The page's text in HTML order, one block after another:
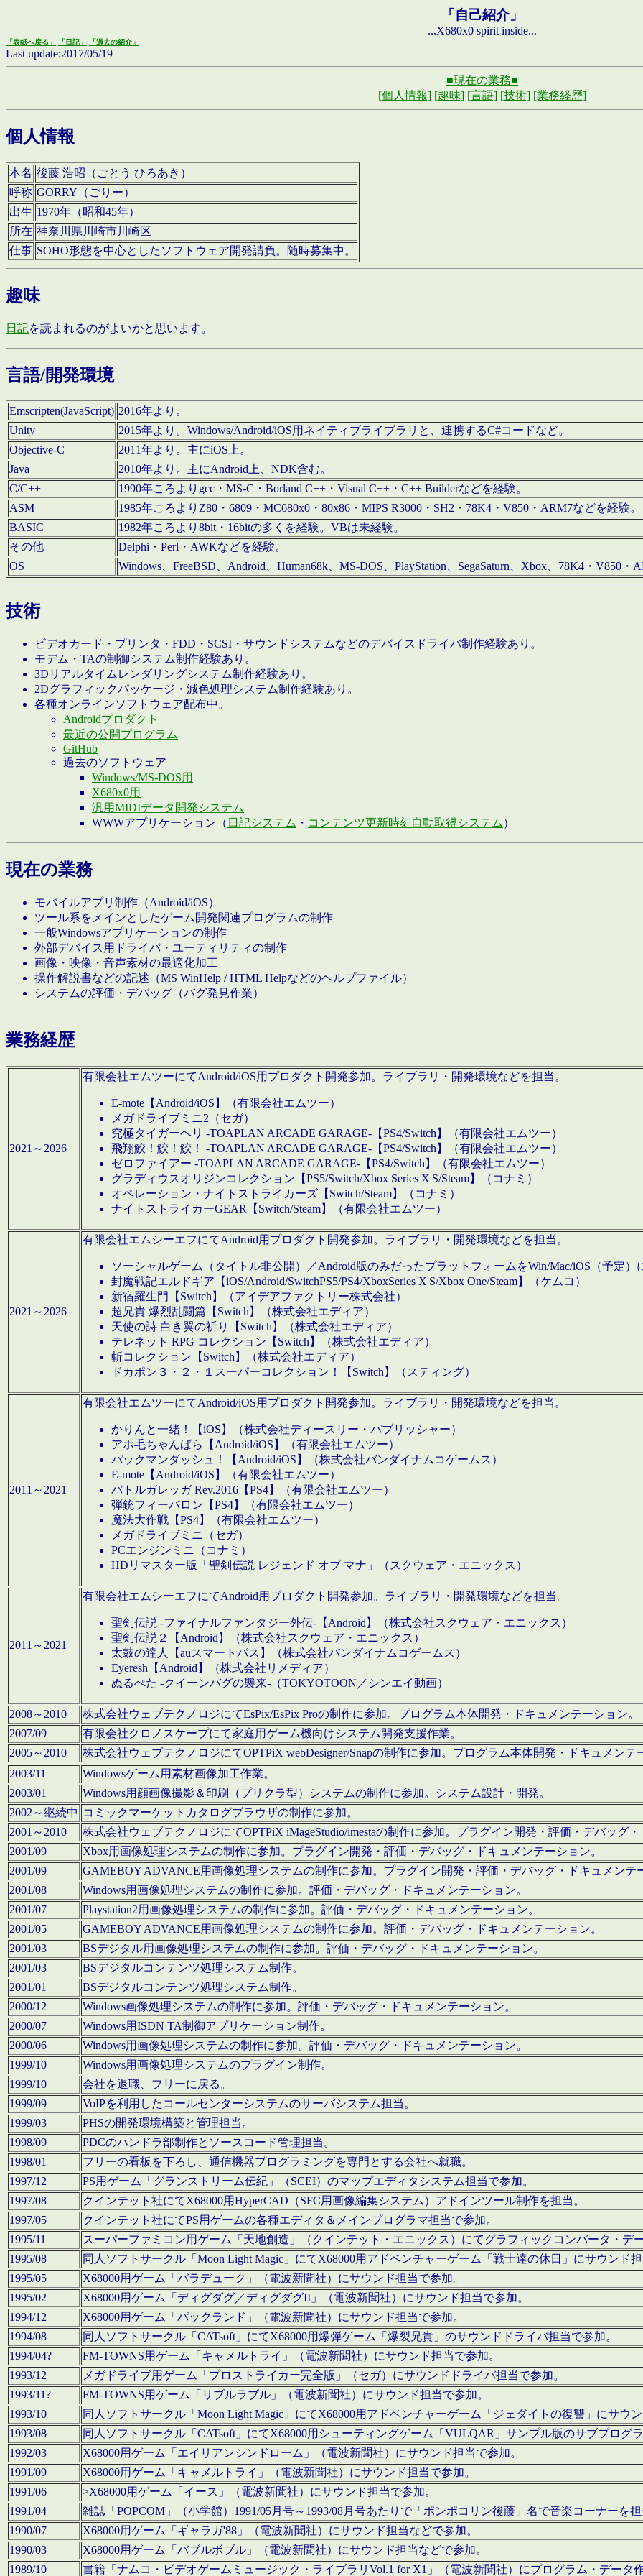
「自己紹介」
...X680x0 spirit inside...
「表紙へ戻る」 「日記」 「過去の紹介」
Last update:2017/05/19
■現在の業務■
[個人情報] [趣味] [言語] [技術] [業務経歴]
個人情報
本名 後藤 浩昭（ごとう ひろあき）
呼称 GORRY（ごりー）
出生 1970年（昭和45年）
所在 神奈川県川崎市川崎区
仕事 SOHO形態を中心としたソフトウェア開発請負。随時募集中。
趣味
日記を読まれるのがよいかと思います。
言語/開発環境
Emscripten(JavaScript) 2016年より。
Unity
2015年より。Windows/Android/iOS用ネイティブライブラリと、連携するC#コードなど。
Objective-C
2011年より。主にiOS上。
Java
2010年より。主にAndroid上、NDK含む。
C/C++
1990年ころよりgcc・MS-C・Borland C++・Visual C++・C++ Builderなどを経験。
ASM
1985年ころよりZ80・6809・MC680x0・80x86・MIPS R3000・SH2・78K4・V850・ARM7などを経験。
BASIC
1982年ころより8bit・16bitの多くを経験。VBは未経験。
その他
Delphi・Perl・AWKなどを経験。
OS
Windows、FreeBSD、Android、Human68k、MS-DOS、PlayStation、SegaSaturn、Xbox、78K4・V850・
技術
ビデオカード・プリンタ・FDD・SCSI・サウンドシステムなどのデバイスドライバ制作経験あり。
モデム・TAの制御システム制作経験あり。
3Dリアルタイムレンダリングシステム制作経験あり。
2Dグラフィックパッケージ・減色処理システム制作経験あり。
各種オンラインソフトウェア配布中。
Androidプロダクト
最近の公開プログラム
GitHub
過去のソフトウェア
Windows/MS-DOS用
X680x0用
汎用MIDIデータ開発システム
WWWアプリケーション（ 日記システム ・ コンテンツ更新時刻自動取得システム ）
現在の業務
モバイルアプリ制作（Android/iOS）
ツール系をメインとしたゲーム開発関連プログラムの制作
一般Windowsアプリケーションの制作
外部デバイス用ドライバ・ユーティリティの制作
画像・映像・音声素材の最適化加工
操作解説書などの記述（MS WinHelp / HTML Helpなどのヘルプファイル）
システムの評価・デバッグ（バグ発見作業）
業務経歴
2021～2026
有限会社エムツーにてAndroid/iOS用プロダクト開発参加。ライブラリ・開発環境などを担当。
E-mote【Android/iOS】（有限会社エムツー）
メガドライブミニ2（セガ）
究極タイガーヘリ -TOAPLAN ARCADE GARAGE-【PS4/Switch】（有限会社エムツー）
飛翔鮫！鮫！鮫！ -TOAPLAN ARCADE GARAGE-【PS4/Switch】（有限会社エムツー）
ゼロファイアー -TOAPLAN ARCADE GARAGE-【PS4/Switch】（有限会社エムツー）
グラディウスオリジンコレクション【PS5/Switch/Xbox Series X|S/Steam】（コナミ）
オペレーション・ナイトストライカーズ【Switch/Steam】（コナミ）
ナイトストライカーGEAR【Switch/Steam】（有限会社エムツー）
2021～2026
有限会社エムシーエフにてAndroid用プロダクト開発参加。ライブラリ・開発環境などを担当。
ソーシャルゲーム（タイトル非公開）／Android版のみだったプラットフォームをWin/Mac/iOS（予定）
封魔戦記エルドギア【iOS/Android/SwitchPS5/PS4/XboxSeries X|S/Xbox One/Steam】（ケムコ）
新宿羅生門【Switch】（アイデアファクトリー株式会社）
超兄貴 爆烈乱闘篇【Switch】（株式会社エディア）
天使の詩 白き翼の祈り【Switch】（株式会社エディア）
テレネット RPG コレクション【Switch】（株式会社エディア）
斬コレクション【Switch】（株式会社エディア）
ドカポン３・２・１スーパーコレクション！【Switch】（スティング）
2011～2021
有限会社エムツーにてAndroid/iOS用プロダクト開発参加。ライブラリ・開発環境などを担当。
かりんと一緒！【iOS】（株式会社ディースリー・パブリッシャー）
アホ毛ちゃんばら【Android/iOS】（有限会社エムツー）
パックマンダッシュ！【Android/iOS】（株式会社バンダイナムコゲームス）
E-mote【Android/iOS】（有限会社エムツー）
バトルガレッガ Rev.2016【PS4】（有限会社エムツー）
弾銃フィーバロン【PS4】（有限会社エムツー）
魔法大作戦【PS4】（有限会社エムツー）
メガドライブミニ（セガ）
PCエンジンミニ（コナミ）
HDリマスター版「聖剣伝説 レジェンド オブ マナ」（スクウェア・エニックス）
2011～2021
有限会社エムシーエフにてAndroid用プロダクト開発参加。ライブラリ・開発環境などを担当。
聖剣伝説 -ファイナルファンタジー外伝-【Android】（株式会社スクウェア・エニックス）
聖剣伝説２【Android】（株式会社スクウェア・エニックス）
太鼓の達人【auスマートパス】（株式会社バンダイナムコゲームス）
Eyeresh【Android】（株式会社リメディア）
ぬるぺた -クイーンバグの襲来-（TOKYOTOON／シンエイ動画）
2008～2010
株式会社ウェブテクノロジにてEsPix/EsPix Proの制作に参加。プログラム本体開発・ドキュメンテーション。
2007/09
有限会社クロノスケープにて家庭用ゲーム機向けシステム開発支援作業。
2005～2010
株式会社ウェブテクノロジにてOPTPiX webDesigner/Snapの制作に参加。プログラム本体開発・ドキュメンテ
2003/11
Windowsゲーム用素材画像加工作業。
2003/01
Windows用顔画像撮影＆印刷（プリクラ型）システムの制作に参加。システム設計・開発。
2002～継続中 コミックマーケットカタログブラウザの制作に参加。
2001～2010
株式会社ウェブテクノロジにてOPTPiX iMageStudio/imestaの制作に参加。プラグイン開発・評価・デバッグ
2001/09
Xbox用画像処理システムの制作に参加。プラグイン開発・評価・デバッグ・ドキュメンテーション。
2001/09
GAMEBOY ADVANCE用画像処理システムの制作に参加。プラグイン開発・評価・デバッグ・ドキュメンテ
2001/08
Windows用画像処理システムの制作に参加。評価・デバッグ・ドキュメンテーション。
2001/07
Playstation2用画像処理システムの制作に参加。評価・デバッグ・ドキュメンテーション。
2001/05
GAMEBOY ADVANCE用画像処理システムの制作に参加。評価・デバッグ・ドキュメンテーション。
2001/03
BSデジタル用画像処理システムの制作に参加。評価・デバッグ・ドキュメンテーション。
2001/03
BSデジタルコンテンツ処理システム制作。
2001/01
BSデジタルコンテンツ処理システム制作。
2000/12
Windows画像処理システムの制作に参加。評価・デバッグ・ドキュメンテーション。
2000/07
Windows用ISDN TA制御アプリケーション制作。
2000/06
Windows用画像処理システムの制作に参加。評価・デバッグ・ドキュメンテーション。
1999/10
Windows用画像処理システムのプラグイン制作。
1999/10
会社を退職、フリーに戻る。
1999/09
VoIPを利用したコールセンターシステムのサーバシステム担当。
1999/03
PHSの開発環境構築と管理担当。
1998/09
PDCのハンドラ部制作とソースコード管理担当。
1998/01
フリーの看板を下ろし、通信機器プログラミングを専門とする会社へ就職。
1997/12
PS用ゲーム「グランストリーム伝紀」（SCEI）のマップエディタシステム担当で参加。
1997/08
クインテット社にてX68000用HyperCAD（SFC用画像編集システム）アドインツール制作を担当。
1997/05
クインテット社にてPS用ゲームの各種エディタ＆メインプログラマ担当で参加。
1995/11
スーパーファミコン用ゲーム「天地創造」（クインテット・エニックス）にてグラフィックコンバータ・デ
1995/08
同人ソフトサークル「Moon Light Magic」にてX68000用アドベンチャーゲーム「戦士達の休日」にサウンド
1995/05
X68000用ゲーム「バラデューク」（電波新聞社）にサウンド担当で参加。
1995/02
X68000用ゲーム「ディグダグ／ディグダグII」（電波新聞社）にサウンド担当で参加。
1994/12
X68000用ゲーム「パックランド」（電波新聞社）にサウンド担当で参加。
1994/08
同人ソフトサークル「CATsoft」にてX68000用爆弾ゲーム「爆裂兄貴」のサウンドドライバ担当で参加。
1994/04?
FM-TOWNS用ゲーム「キャメルトライ」（電波新聞社）にサウンド担当で参加。
1993/12
メガドライブ用ゲーム「プロストライカー完全版」（セガ）にサウンドドライバ担当で参加。
1993/11?
FM-TOWNS用ゲーム「リブルラブル」（電波新聞社）にサウンド担当で参加。
1993/10
同人ソフトサークル「Moon Light Magic」にてX68000用アドベンチャーゲーム「ジェダイトの復讐」にサウ
1993/08
同人ソフトサークル「CATsoft」にてX68000用シューティングゲーム「VULQAR」サンプル版のサブプログ
1992/03
X68000用ゲーム「エイリアンシンドローム」（電波新聞社）にサウンド担当で参加。
1991/09
X68000用ゲーム「キャメルトライ」（電波新聞社）にサウンド担当で参加。
1991/06
>X68000用ゲーム「イース」（電波新聞社）にサウンド担当で参加。
1991/04
雑誌「POPCOM」（小学館）1991/05月号～1993/08月号あたりで「ポンポコリン後藤」名で音楽コーナーを
1990/07
X68000用ゲーム「ギャラガ'88」（電波新聞社）にサウンド担当などで参加。
1990/03
X68000用ゲーム「バブルボブル」（電波新聞社）にサウンド担当などで参加。
1989/10
書籍「ナムコ・ビデオゲームミュージック・ライブラリVol.1 for X1」（電波新聞社）にプログラム・データ